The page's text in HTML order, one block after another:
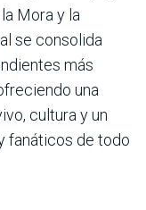
Mora y la
se consolida
más
una
cultura y un
fanáticos de todo